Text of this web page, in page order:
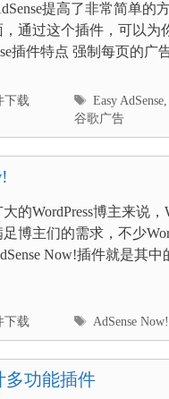
提高了非常简单
，通过这个插件，可以为
插件特点 强制每页的广
下载
标
签
Easy AdSense
谷歌广告
的WordPress博主来说
足博主们的需求，不少
Now!插件就是其
下载
标
签
AdSense Now!
多功能插件